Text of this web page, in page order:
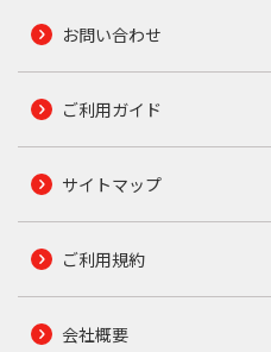
お問い合わせ
ご利用ガイド
サイトマップ
ご利用規約
会社概要